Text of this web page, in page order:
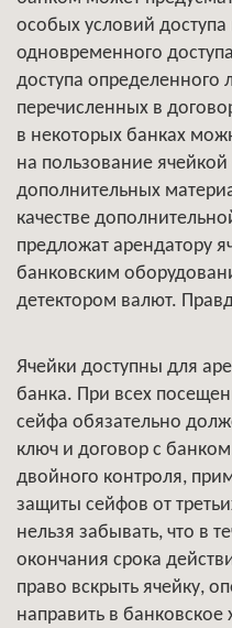
особых условий
одновременного
доступа определенного
перечисленных в
в некоторых банках
на пользование
дополнительных
качестве
предложат арендатору
банковским
детектором валют.
Ячейки доступны для
банка. При всех
сейфа обязательно
ключ и договор с
двойного контроля,
защиты сейфов от
нельзя забывать, что в
окончания срока
право вскрыть ячейку,
направить в